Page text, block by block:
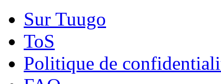
Sur Tuugo
ToS
Politique de